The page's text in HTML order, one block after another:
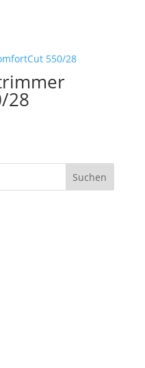
28
Suchen